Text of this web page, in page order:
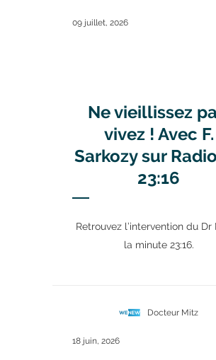
09 juillet, 2026
Ne vieillissez
vivez ! Avec F.
Sarkozy sur
23:16
Retrouvez l’intervention du Dr
la minute 23:16.
Docteur Mitz
18 juin, 2026